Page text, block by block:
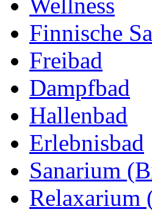
Wellness
Finnische
Freibad
Dampfbad
Hallenbad
Erlebnisbad
Sanarium
Relaxarium